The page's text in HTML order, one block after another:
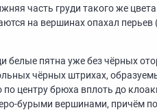
часть груди такого же
на вершинах опахал
белые пятна уже без чёрных
чёрных штрихах,
по центру брюха вплоть до
бурыми вершинами, причём